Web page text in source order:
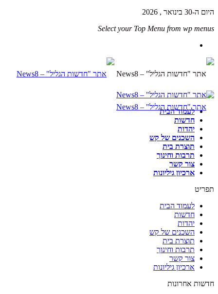
היום ה-30 בינואר , 2026
Select your Top Menu from wp menus
לעמוד הבית
חדשות
יהדות
השכנים של קש
תוצרת בית
תרבות וחינוך
צור קשר
ארכיון גיליונות
תפריט
לעמוד הבית
חדשות
יהדות
השכנים של קש
תוצרת בית
תרבות וחינוך
צור קשר
ארכיון גיליונות
חדשות אחרונות